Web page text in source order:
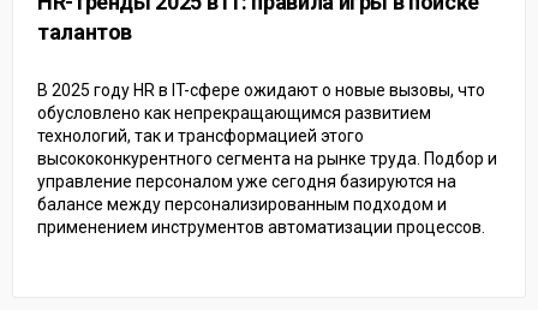
талантов
В 2025 году HR в IT-сфере ожидают о новые вызовы, что
обусловлено как непрекращающимся развитием
технологий, так и трансформацией этого
высококонкурентного сегмента на рынке труда. Подбор и
управление персоналом уже сегодня базируются на
балансе между персонализированным подходом и
применением инструментов автоматизации процессов.